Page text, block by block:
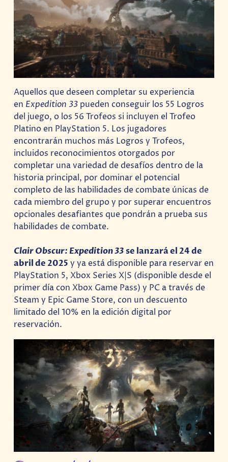
Aquellos que deseen completar su experiencia
en Expedition 33 pueden conseguir los 55 Logros
del juego, o los 56 Trofeos si incluyen el Trofeo
Platino en PlayStation 5. Los jugadores
encontrarán muchos más Logros y Trofeos,
incluidos reconocimientos otorgados por
completar una variedad de desafíos dentro de la
historia principal, por dominar el potencial
completo de las habilidades de combate únicas de
cada miembro del grupo y por superar encuentros
opcionales desafiantes que pondrán a prueba sus
habilidades de combate.
Clair Obscur: Expedition 33se lanzará el 24 de
abril de 2025 y ya está disponible para reservar en
PlayStation 5, Xbox Series X|S (disponible desde el
primer día con Xbox Game Pass) y PC a través de
Steam y Epic Game Store, con un descuento
limitado del 10% en la edición digital por
reservación.